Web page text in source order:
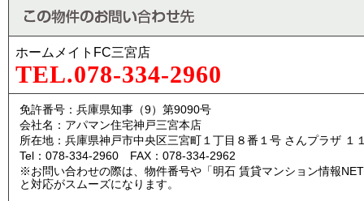
ホームメイトFC三宮店
TEL.078-334-2960
免許番号：兵庫県知事（9）第9090号
会社名：アパマン住宅神戸三宮本店
所在地：兵庫県神戸市中央区三宮町１丁目８番１号 さんプラザ １
Tel：078-334-2960 FAX：078-334-2962
※お問い合わせの際は、物件番号や「明石 賃貸マンション情報
と対応がスムーズになります。